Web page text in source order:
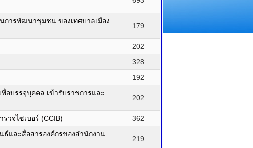
การพัฒนาชุมชน ของเทศบาลเมือง
179
202
328
192
อบรรจุบุคคล เข้ารับราชการและ
202
วจไซเบอร์ (CCIB) 362
และสื่อสารองค์กรของสำนักงาน
219